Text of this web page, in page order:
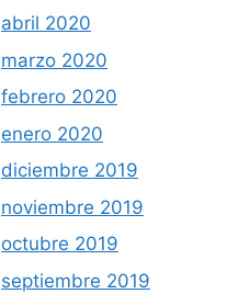
abril 2020
marzo 2020
febrero 2020
enero 2020
diciembre 2019
noviembre 2019
octubre 2019
septiembre 2019